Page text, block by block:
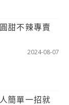
甜不辣專賣
2024-08-07
簡單一招就